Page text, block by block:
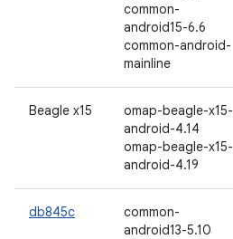
common-
android15-6.6
common-android-
mainline
Beagle x15
omap-beagle-x15-
android-4.14
omap-beagle-x15-
android-4.19
db845c
common-
android13-5.10